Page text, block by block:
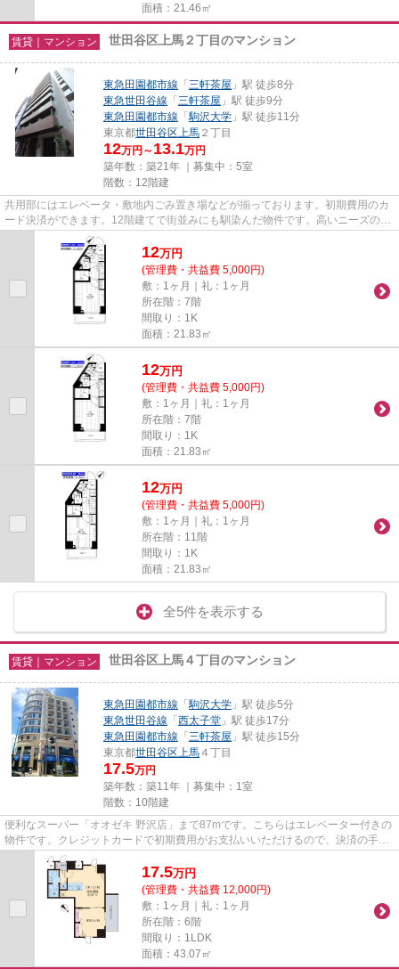
面積：21.46㎡
賃貸｜マンション 世田谷区上馬２丁目のマンション
東急田園都市線 「三軒茶屋 」駅 徒歩8分
東急世田谷線 「三軒茶屋 」駅 徒歩9分
東急田園都市線 「駒沢大学 」駅 徒歩11分
東京都世田谷区 上馬 ２丁目
12万円～ 13.1万円
築年数：築21年 ｜募集中： 5室
階数：12階建
共用部にはエレベータ・敷地内ごみ置き場などが揃っております。初期費用のカ
ード決済ができます。12階建てで街並みにも馴染んだ物件です。高いニーズのあ
る、駅徒歩8分の物件です。陽...
12万円
(管理費・共益費 5,000円)
敷：1ヶ月｜礼：1ヶ月
所在階：7階
間取り：1K
面積：21.83㎡
12万円
(管理費・共益費 5,000円)
敷：1ヶ月｜礼：1ヶ月
所在階：7階
間取り：1K
面積：21.83㎡
12万円
(管理費・共益費 5,000円)
敷：1ヶ月｜礼：1ヶ月
所在階：11階
間取り：1K
面積：21.83㎡
全5件を表示する
賃貸｜マンション 世田谷区上馬４丁目のマンション
東急田園都市線 「駒沢大学 」駅 徒歩5分
東急世田谷線 「西太子堂 」駅 徒歩17分
東急田園都市線 「三軒茶屋 」駅 徒歩15分
東京都世田谷区 上馬 ４丁目
17.5万円
築年数：築11年 ｜募集中： 1室
階数：10階建
便利なスーパー「オオゼキ 野沢店」まで87mです。こちらはエレベーター付きの
物件です。クレジットカードで初期費用がお支払いいただけるので、決済の手間
が軽減できます。こちらの物...
17.5万円
(管理費・共益費 12,000円)
敷：1ヶ月｜礼：1ヶ月
所在階：6階
間取り：1LDK
面積：43.07㎡